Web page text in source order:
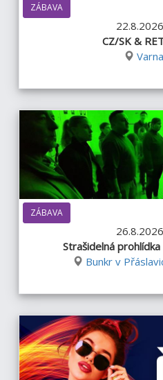
ZÁBAVA
CZ/SK &
ZÁBAVA
Strašidelná
Bunkr v